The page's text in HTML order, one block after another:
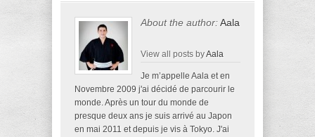
About the author:Aala
View all posts byAala
Je m’appelle Aala et en
Novembre 2009 j'ai décidé de parcourir le
monde. Après un tour du monde de
presque deux ans je suis arrivé au Japon
en mai 2011 et depuis je vis à Tokyo. J'ai